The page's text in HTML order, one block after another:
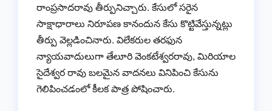
రాంప్రసాదరావు తీర్పునిచ్చారు. కేసులో సరైన
సాక్షాధారాలు నిరూపణ కానందున కేసు కొట్టివేస్తున్నట్లు
తీర్పు వెల్లడించినారు. విలేకరుల తరఫున
న్యాయవాదులుగా తేలూరి వెంకటేశ్వరరావు, మిరియాల
సైదేశ్వర రావు బలమైన వాదనలు వినిపించి కేసును
గెలిపించడంలో కీలక పాత్ర పోషించారు.